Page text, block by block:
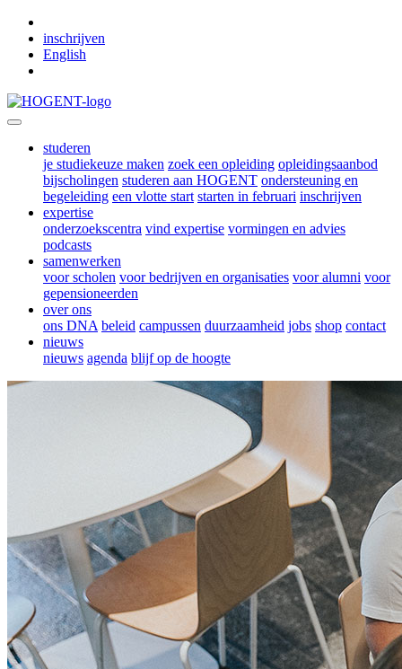
inschrijven
English
studeren
je studiekeuze maken zoek een opleiding opleidingsaanbod
bijscholingen studeren aan HOGENT ondersteuning en
begeleiding een vlotte start starten in februari inschrijven
expertise
onderzoekscentra vind expertise vormingen en advies
podcasts
samenwerken
voor scholen voor bedrijven en organisaties voor alumni voor
gepensioneerden
over ons
ons DNA beleid campussen duurzaamheid jobs shop contact
nieuws
nieuws agenda blijf op de hoogte